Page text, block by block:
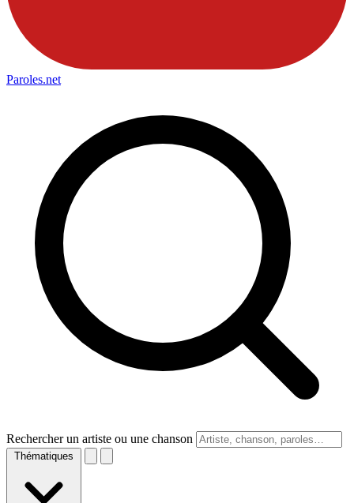
Paroles.net
Rechercher un artiste ou une chanson
Thématiques